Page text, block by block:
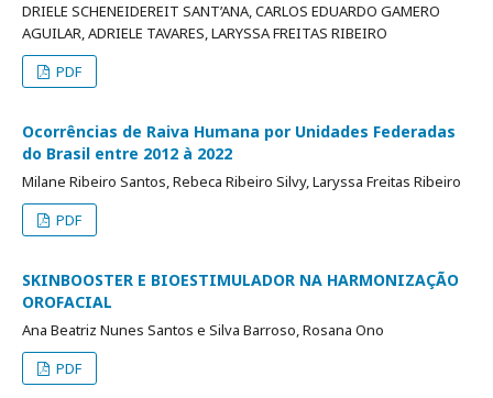
DRIELE SCHENEIDEREIT SANT’ANA, CARLOS EDUARDO GAMERO
AGUILAR, ADRIELE TAVARES, LARYSSA FREITAS RIBEIRO
PDF
Ocorrências de Raiva Humana por Unidades Federadas
do Brasil entre 2012 à 2022
Milane Ribeiro Santos, Rebeca Ribeiro Silvy, Laryssa Freitas Ribeiro
PDF
SKINBOOSTER E BIOESTIMULADOR NA HARMONIZAÇÃO
OROFACIAL
Ana Beatriz Nunes Santos e Silva Barroso, Rosana Ono
PDF